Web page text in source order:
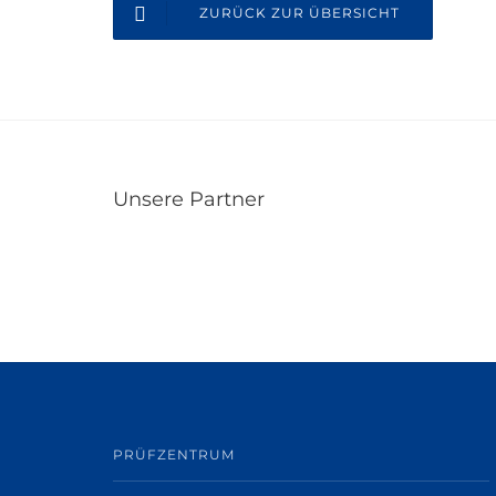
ZURÜCK ZUR ÜBERSICHT
Unsere Partner
PRÜFZENTRUM